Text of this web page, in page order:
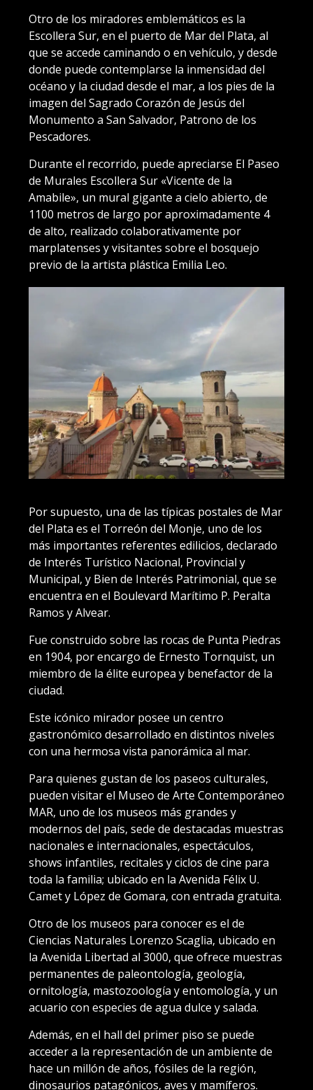
Otro de los miradores emblemáticos es la
Escollera Sur, en el puerto de Mar del Plata, al
que se accede caminando o en vehículo, y desde
donde puede contemplarse la inmensidad del
océano y la ciudad desde el mar, a los pies de la
imagen del Sagrado Corazón de Jesús del
Monumento a San Salvador, Patrono de los
Pescadores.
Durante el recorrido, puede apreciarse El Paseo
de Murales Escollera Sur «Vicente de la
Amabile», un mural gigante a cielo abierto, de
1100 metros de largo por aproximadamente 4
de alto, realizado colaborativamente por
marplatenses y visitantes sobre el bosquejo
previo de la artista plástica Emilia Leo.
Por supuesto, una de las típicas postales de Mar
del Plata es el Torreón del Monje, uno de los
más importantes referentes edilicios, declarado
de Interés Turístico Nacional, Provincial y
Municipal, y Bien de Interés Patrimonial, que se
encuentra en el Boulevard Marítimo P. Peralta
Ramos y Alvear.
Fue construido sobre las rocas de Punta Piedras
en 1904, por encargo de Ernesto Tornquist, un
miembro de la élite europea y benefactor de la
ciudad.
Este icónico mirador posee un centro
gastronómico desarrollado en distintos niveles
con una hermosa vista panorámica al mar.
Para quienes gustan de los paseos culturales,
pueden visitar el Museo de Arte Contemporáneo
MAR, uno de los museos más grandes y
modernos del país, sede de destacadas muestras
nacionales e internacionales, espectáculos,
shows infantiles, recitales y ciclos de cine para
toda la familia; ubicado en la Avenida Félix U.
Camet y López de Gomara, con entrada gratuita.
Otro de los museos para conocer es el de
Ciencias Naturales Lorenzo Scaglia, ubicado en
la Avenida Libertad al 3000, que ofrece muestras
permanentes de paleontología, geología,
ornitología, mastozoología y entomología, y un
acuario con especies de agua dulce y salada.
Además, en el hall del primer piso se puede
acceder a la representación de un ambiente de
hace un millón de años, fósiles de la región,
dinosaurios patagónicos, aves y mamíferos.